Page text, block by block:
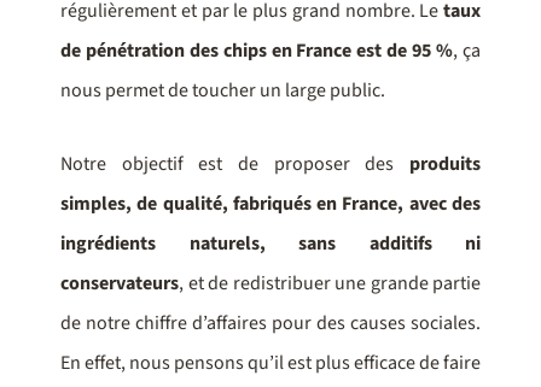
régulièrement et par le plus grand nombre. Letaux
de pénétration des chips en France est de 95 %, ça
nous permet de toucher un large public.
Notre objectif est de proposer des produits
simples, de qualité, fabriqués en France, avec des
ingrédients naturels, sans additifs ni
conservateurs, et de redistribuer une grande partie
de notre chiffre d’affaires pour des causes sociales.
En effet, nous pensons qu’il est plus efficace de faire